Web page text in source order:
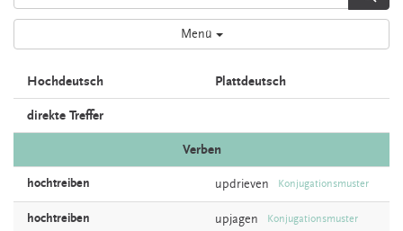
Menü
Hochdeutsch Plattdeutsch
direkte Treffer
Verben
hochtreiben updrieven Konjugationsmuster
hochtreiben upjagen Konjugationsmuster